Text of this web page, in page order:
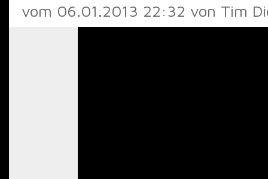
vom 06.01.2013 22:32 von Tim